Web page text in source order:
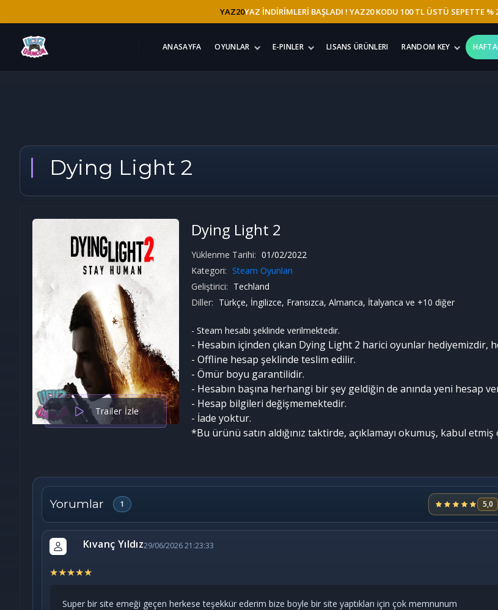
YAZ20YAZ İNDİRİMLERİ BAŞLADI ! YAZ20 KODU 100 TL ÜSTÜ SEPETTE %
ANASAYFA OYUNLAR E-PINLER LISANS ÜRÜNLERI RANDOM KEY
Dying Light 2
Trailer İzle
Dying Light 2
Yüklenme Tarihi: 01/02/2022
Kategori: Steam Oyunları
Geliştirici: Techland
Diller: Türkçe, İngilizce, Fransızca, Almanca, İtalyanca ve +10 diğer
- Steam hesabı şeklinde verilmektedir.
- Hesabın içinden çıkan Dying Light 2 harici oyunlar hediyemizdir,
- Offline hesap şeklinde teslim edilir.
- Ömür boyu garantilidir.
- Hesabın başına herhangi bir şey geldiğin de anında yeni hesap
- Hesap bilgileri değişmemektedir.
- İade yoktur.
*Bu ürünü satın aldığınız taktirde, açıklamayı okumuş, kabul
Yorumlar 1 5,0
Kıvanç Yıldız29/06/2026 21:23:33
★★★★★
Super bir site emeği geçen herkese teşekkür ederim bize boyle bir site yaptıkları için çok memnunum